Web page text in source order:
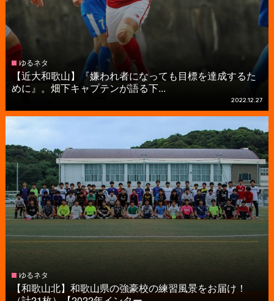
ゆるネタ
【近大和歌山】『嫌われ者になっても目標を達成するた
めに』。畑下キャプテンが語る下...
2022.12.27
ゆるネタ
【和歌山北】和歌山県の強豪校の練習風景をお届け！